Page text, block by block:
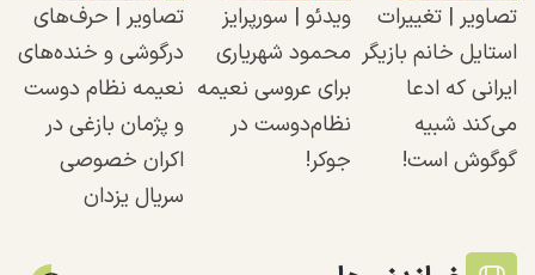
تصاویر | تغییرات
استایل خانم بازیگر
ایرانی که ادعا
می‌کند شبیه
گوگوش است!
ویدئو | سورپرایز
محمود شهریاری
برای عروسی نعیمه
نظام‌دوست در
جوکر!
تصاویر | حرف‌های
درگوشی و خنده‌های
نعیمه نظام دوست
و پژمان بازغی در
اکران خصوصی
سریال یزدان